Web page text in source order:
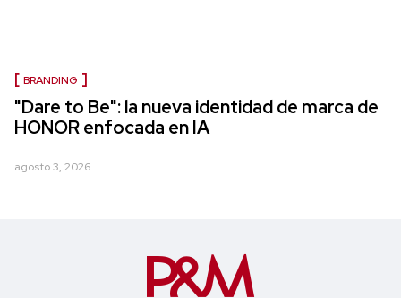
BRANDING
"Dare to Be": la nueva identidad de marca de
HONOR enfocada en IA
agosto 3, 2026